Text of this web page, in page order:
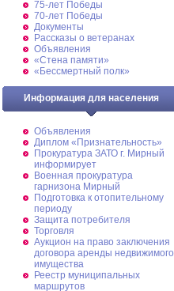
75-лет Победы
70-лет Победы
Документы
Рассказы о ветеранах
Объявления
«Стена памяти»
«Бессмертный полк»
Информация для населения
Объявления
Диплом «Признательность»
Прокуратура ЗАТО г. Мирный
информирует
Военная прокуратура
гарнизона Мирный
Подготовка к отопительному
периоду
Защита потребителя
Торговля
Аукцион на право заключения
договора аренды недвижимого
имущества
Реестр муниципальных
маршрутов